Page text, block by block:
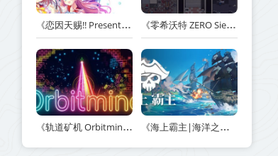
《恋因天赐!! Present From Angel Template!! An Angel's Gift》Build.23930554-免安装中文版丨中文版网盘下载 《零希沃特 ZERO Sievert》v1.2.59-免安装中文版丨中文版网盘下载
《轨道矿机 Orbitmine》Build.24135737-免安装中文版丨中文版网盘下载 《海上霸主|海洋之王|七海之王 King of Seas》v1.20-免安装中文版丨中文版网盘下载